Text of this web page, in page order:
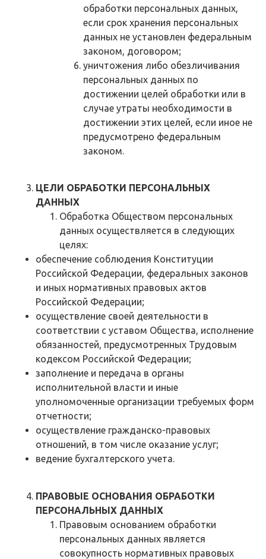
обработки персональных данных,
если срок хранения персональных
данных не установлен федеральным
законом, договором;
уничтожения либо обезличивания
персональных данных по
достижении целей обработки или в
случае утраты необходимости в
достижении этих целей, если иное не
предусмотрено федеральным
законом.
ЦЕЛИ ОБРАБОТКИ ПЕРСОНАЛЬНЫХ
ДАННЫХ
Обработка Обществом персональных
данных осуществляется в следующих
целях:
обеспечение соблюдения Конституции
Российской Федерации, федеральных законов
и иных нормативных правовых актов
Российской Федерации;
осуществление своей деятельности в
соответствии с уставом Общества, исполнение
обязанностей, предусмотренных Трудовым
кодексом Российской Федерации;
заполнение и передача в органы
исполнительной власти и иные
уполномоченные организации требуемых форм
отчетности;
осуществление гражданско-правовых
отношений, в том числе оказание услуг;
ведение бухгалтерского учета.
ПРАВОВЫЕ ОСНОВАНИЯ ОБРАБОТКИ
ПЕРСОНАЛЬНЫХ ДАННЫХ
Правовым основанием обработки
персональных данных является
совокупность нормативных правовых